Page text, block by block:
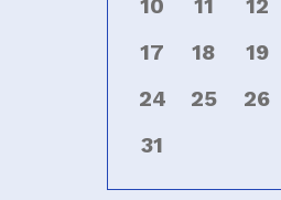
10
11 12
17
18 19
24
25 26
31